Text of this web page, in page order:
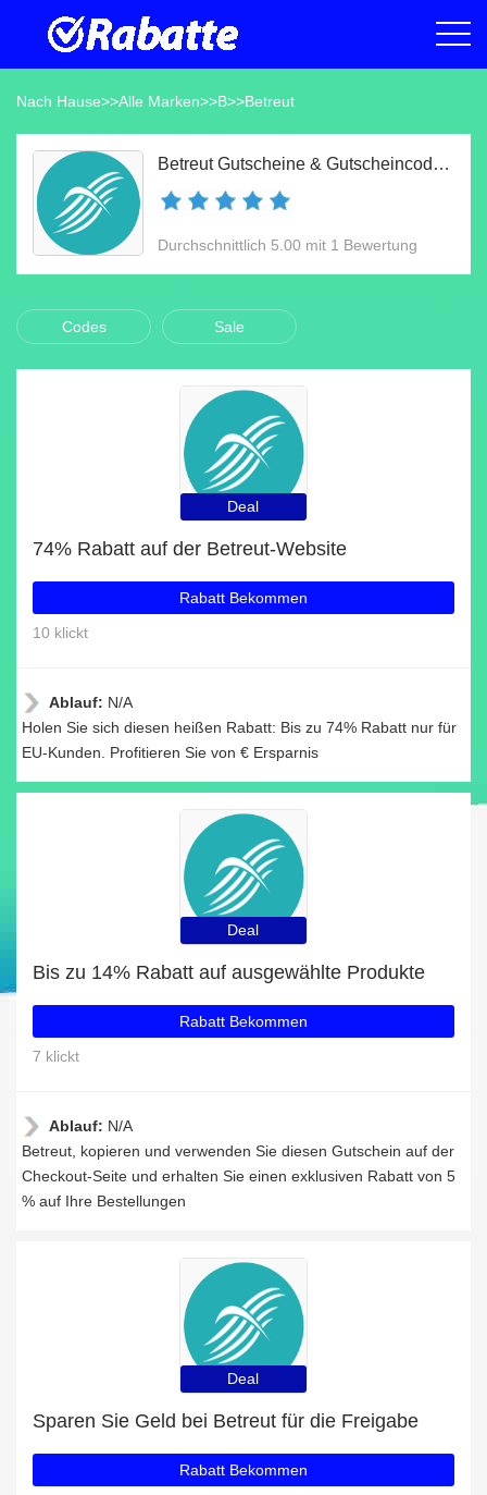
Nach Hause>>Alle Marken>>B>>Betreut
Betreut Gutscheine & Gutscheincodes Aug 2026
Durchschnittlich 5.00 mit 1 Bewertung
Codes Sale
Deal
74% Rabatt auf der Betreut-Website
Rabatt Bekommen
10 klickt
Ablauf: N/A
Holen Sie sich diesen heißen Rabatt: Bis zu 74% Rabatt nur für
EU-Kunden. Profitieren Sie von € Ersparnis
Deal
Bis zu 14% Rabatt auf ausgewählte Produkte
Rabatt Bekommen
7 klickt
Ablauf: N/A
Betreut, kopieren und verwenden Sie diesen Gutschein auf der
Checkout-Seite und erhalten Sie einen exklusiven Rabatt von 5
% auf Ihre Bestellungen
Deal
Sparen Sie Geld bei Betreut für die Freigabe
Rabatt Bekommen